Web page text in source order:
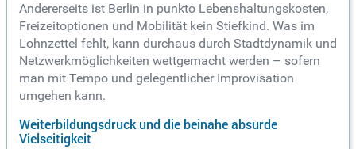
Andererseits ist Berlin in punkto Lebenshaltungskosten,
Freizeitoptionen und Mobilität kein Stiefkind. Was im
Lohnzettel fehlt, kann durchaus durch Stadtdynamik und
Netzwerkmöglichkeiten wettgemacht werden – sofern
man mit Tempo und gelegentlicher Improvisation
umgehen kann.
Weiterbildungsdruck und die beinahe absurde
Vielseitigkeit